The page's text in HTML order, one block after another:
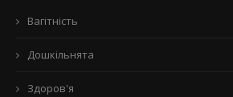
Вагітність
Дошкільнята
Здоров'я